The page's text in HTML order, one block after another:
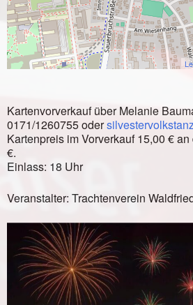
Kartenvorverkauf über Melanie
0171/1260755 oder
Kartenpreis im Vorverkauf 15,00 €
€.
Einlass: 18 Uhr
Veranstalter: Trachtenverein